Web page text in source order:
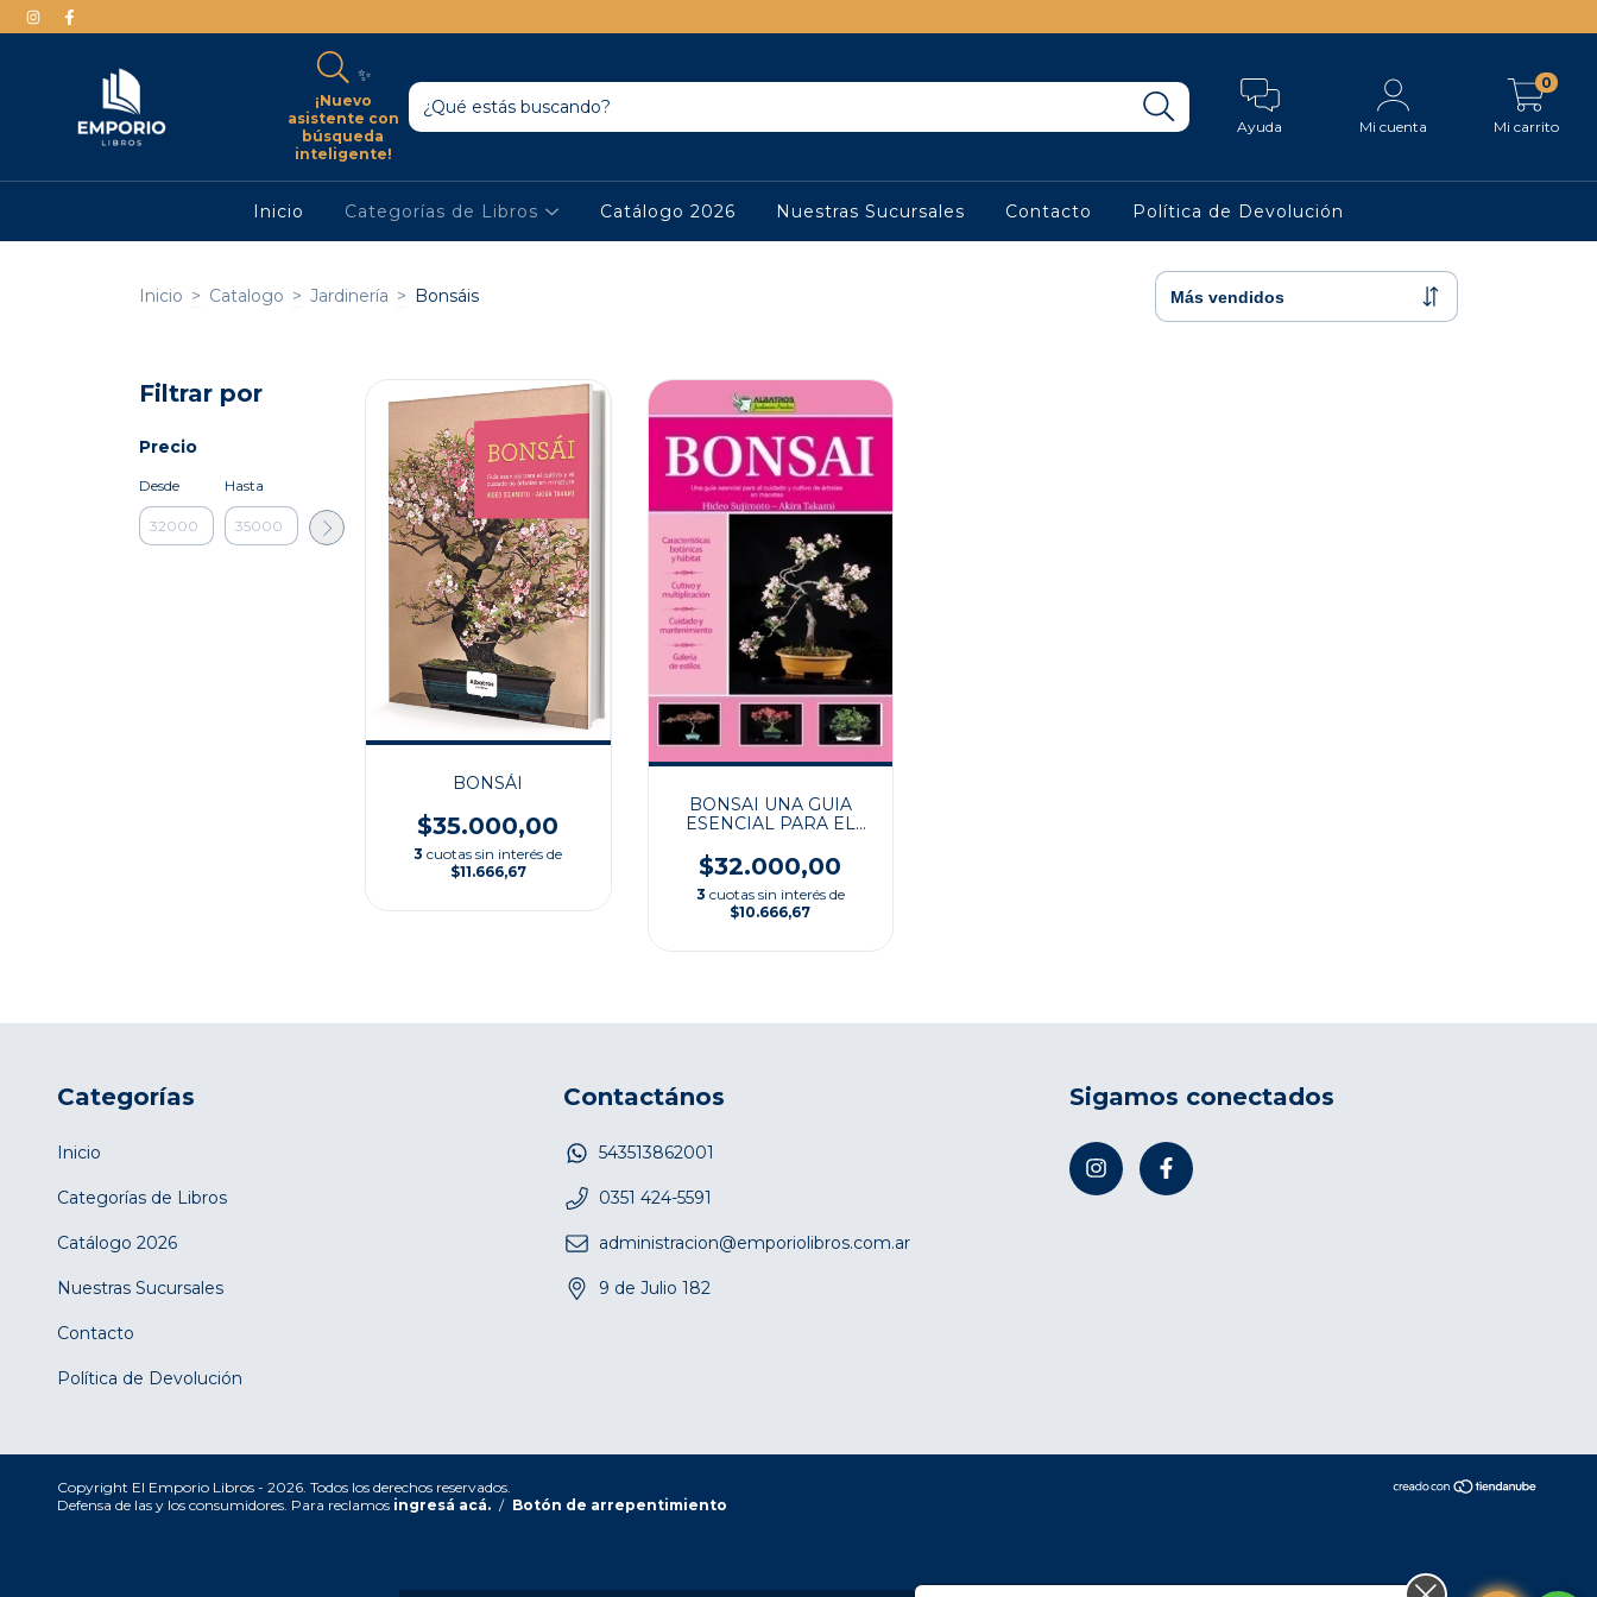
✨
¡Nuevo
asistente con
búsqueda
inteligente!
Ayuda Mi cuenta Mi carrito
0
Inicio Categorías de Libros Catálogo 2026 Nuestras Sucursales Contacto Política de Devolución
Inicio > Catalogo > Jardinería > Bonsáis
Filtrar por
Precio
Desde Hasta
BONSÁI
$35.000,00
3 cuotas sin interés de
$11.666,67
BONSAI UNA GUIA
ESENCIAL PARA EL
$32.000,00
3 cuotas sin interés de
$10.666,67
Categorías
Inicio
Categorías de Libros
Catálogo 2026
Nuestras Sucursales
Contacto
Política de Devolución
Contactános
543513862001
0351 424-5591
administracion@emporiolibros.com.ar
9 de Julio 182
Sigamos conectados
Copyright El Emporio Libros - 2026. Todos los derechos reservados.
Defensa de las y los consumidores. Para reclamos ingresá acá. / Botón de arrepentimiento